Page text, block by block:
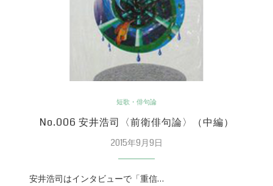
短歌・俳句論
No.006 安井浩司〈前衛俳句論〉（中編）
2015年9月9日
安井浩司はインタビューで「重信…